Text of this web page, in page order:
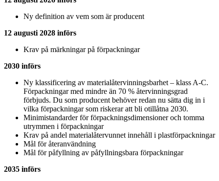
Ny definition av vem som är producent
12 augusti 2028 införs
Krav på märkningar på förpackningar
2030 införs
Ny klassificering av materialåtervinningsbarhet – klass A-C.
Förpackningar med mindre än 70 % återvinningsgrad
förbjuds. Du som producent behöver redan nu sätta dig in i
vilka förpackningar som riskerar att bli otillåtna 2030.
Minimistandarder för förpackningsdimensioner och tomma
utrymmen i förpackningar
Krav på andel materialåtervunnet innehåll i plastförpackningar
Mål för återanvändning
Mål för påfyllning av påfyllningsbara förpackningar
2035 införs